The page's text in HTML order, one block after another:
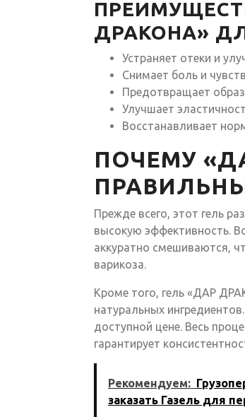
ДРАКОНА»
Устраняет отеки и
Снимает боль и
Предотвращает
Улучшает
Восстанавливает
ПОЧЕМУ
Прежде всего, этот гель
высокую эффективность.
аккуратно смешиваются,
варикоза.
Кроме того, гель «ДАР
натуральных
доступной цене. Весь
гарантирует
Рекомендуем:
заказать Газель для